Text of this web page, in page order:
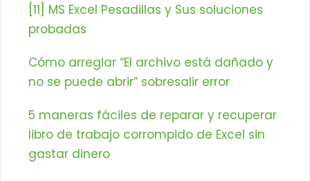
[11] MS Excel Pesadillas y Sus soluciones
probadas
Cómo arreglar “El archivo está dañado y
no se puede abrir” sobresalir error
5 maneras fáciles de reparar y recuperar
libro de trabajo corrompido de Excel sin
gastar dinero